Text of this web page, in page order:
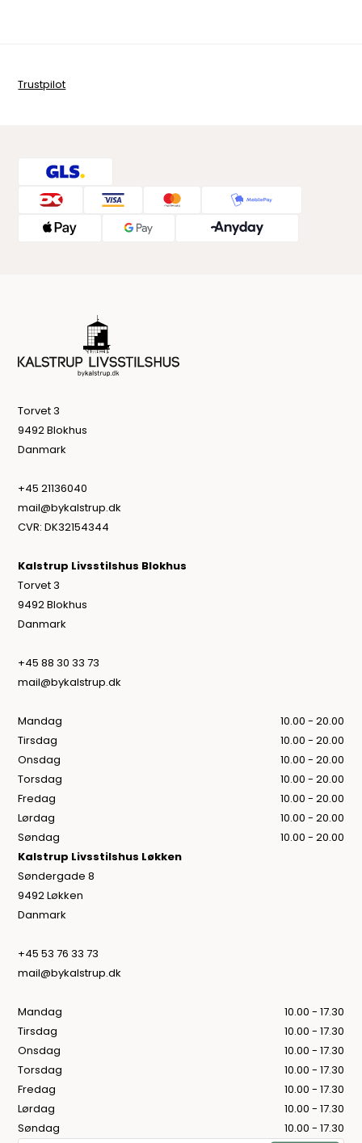
Trustpilot
Torvet 3
9492 Blokhus
Danmark
+45 21136040
mail@bykalstrup.dk
CVR: DK32154344
Kalstrup Livsstilshus Blokhus
Torvet 3
9492 Blokhus
Danmark
+45 88 30 33 73
mail@bykalstrup.dk
Mandag
10.00 - 20.00
Tirsdag
10.00 - 20.00
Onsdag
10.00 - 20.00
Torsdag
10.00 - 20.00
Fredag
10.00 - 20.00
Lørdag
10.00 - 20.00
Søndag
10.00 - 20.00
Kalstrup Livsstilshus Løkken
Søndergade 8
9492 Løkken
Danmark
+45 53 76 33 73
mail@bykalstrup.dk
Mandag
10.00 - 17.30
Tirsdag
10.00 - 17.30
Onsdag
10.00 - 17.30
Torsdag
10.00 - 17.30
Fredag
10.00 - 17.30
Lørdag
10.00 - 17.30
Søndag
10.00 - 17.30